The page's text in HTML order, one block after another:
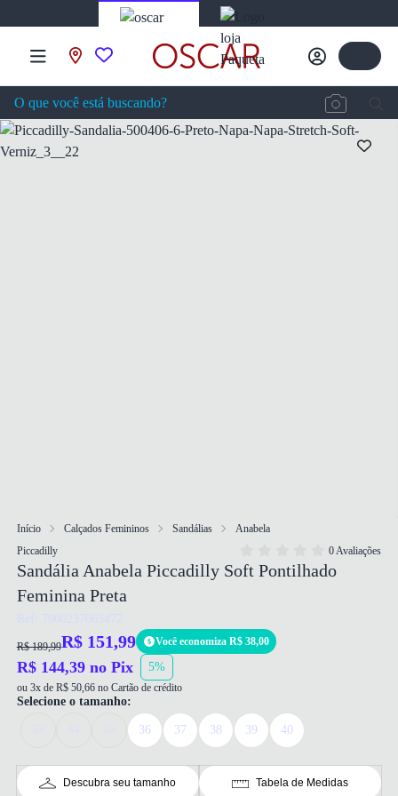
Início Calçados Femininos Sandálias
Anabela
Piccadilly
0 Avaliações
Sandália Anabela Piccadilly Soft Pontilhado
Feminina Preta
Ref: 7900237065472
R$ 189,99R$ 151,99 Você economiza R$ 38,00
R$ 144,39 no Pix 5%
ou 3x de R$ 50,66 no Cartão de crédito
Selecione o tamanho:
36 37 38 39 40
Descubra seu tamanho Tabela de Medidas